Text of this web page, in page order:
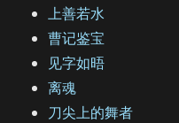
上善若水
曹记鉴宝
见字如晤
离魂
刀尖上的舞者